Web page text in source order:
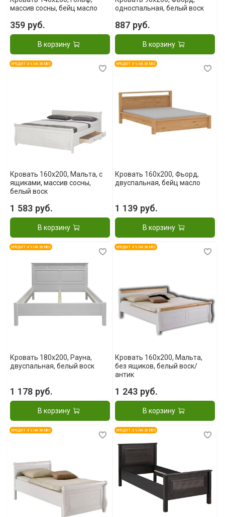
массив сосны, бейц масло
359 руб.
В корзину
односпальная, белый воск
887 руб.
В корзину
КРЕДИТ 4 % НА 36 МЕС
Кровать 160x200, Мальта, с
ящиками, массив сосны,
белый воск
1 583 руб.
В корзину
КРЕДИТ 4 % НА 36 МЕС
Кровать 160x200, Фьорд,
двуспальная, бейц масло
1 139 руб.
В корзину
КРЕДИТ 4 % НА 36 МЕС
Кровать 180x200, Рауна,
двуспальная, белый воск
1 178 руб.
В корзину
КРЕДИТ 4 % НА 36 МЕС
Кровать 160x200, Мальта,
без ящиков, белый воск/
антик
1 243 руб.
В корзину
КРЕДИТ 4 % НА 36 МЕС КРЕДИТ 4 % НА 36 МЕС